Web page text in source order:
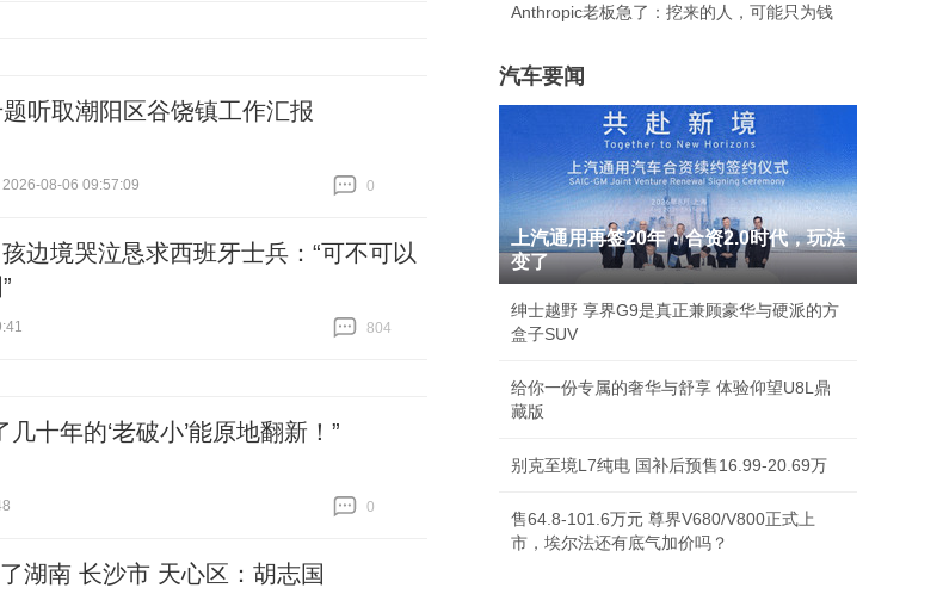
听取潮阳区谷饶镇工作汇报
08-06 09:57:09
0
边境哭泣恳求西班牙士兵：“可不可以
804
十年的‘老破小’能原地翻新！”
0
湖南 长沙市 天心区：胡志国
Anthropic老板急了：挖来的人，可能只为钱
汽车要闻
上汽通用再签20年：合资2.0时代，玩法
变了
绅士越野 享界G9是真正兼顾豪华与硬派的方
盒子SUV
给你一份专属的奢华与舒享 体验仰望U8L鼎
藏版
别克至境L7纯电 国补后预售16.99-20.69万
售64.8-101.6万元 尊界V680/V800正式上
市，埃尔法还有底气加价吗？